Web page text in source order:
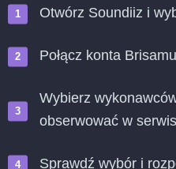
Otwórz Soundiiz i
Połącz konta
Wybierz
obserwować w
Sprawdź wybór i